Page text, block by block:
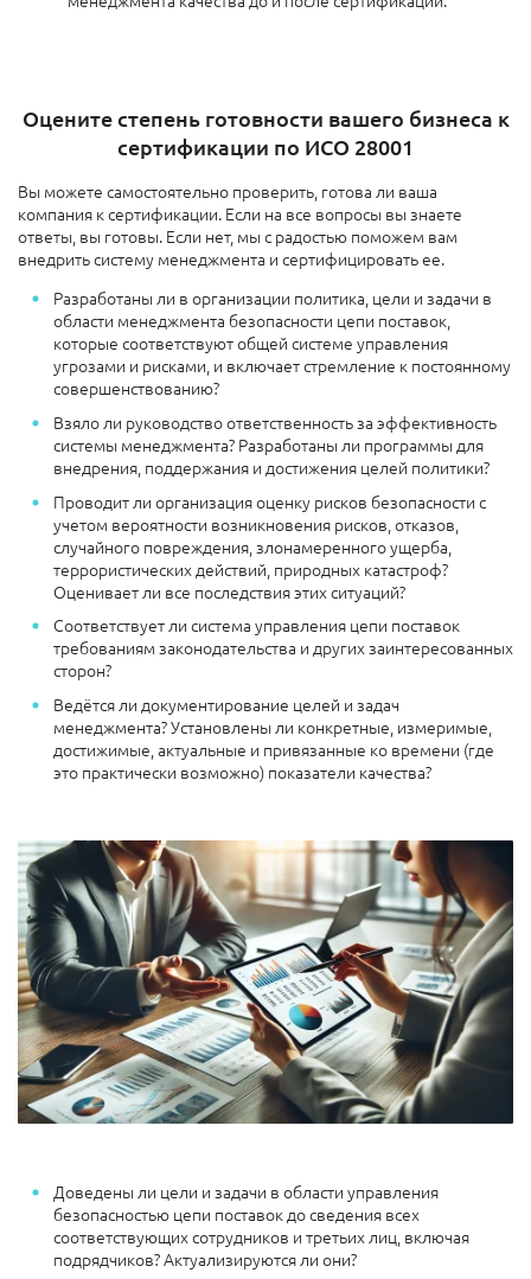
Оцените степень готовности вашего бизнеса к
сертификации по ИСО 28001
Вы можете самостоятельно проверить, готова ли ваша
компания к сертификации. Если на все вопросы вы знаете
ответы, вы готовы. Если нет, мы с радостью поможем вам
внедрить систему менеджмента и сертифицировать ее.
Разработаны ли в организации политика, цели и задачи в
области менеджмента безопасности цепи поставок,
которые соответствуют общей системе управления
угрозами и рисками, и включает стремление к постоянному
совершенствованию?
Взяло ли руководство ответственность за эффективность
системы менеджмента? Разработаны ли программы для
внедрения, поддержания и достижения целей политики?
Проводит ли организация оценку рисков безопасности с
учетом вероятности возникновения рисков, отказов,
случайного повреждения, злонамеренного ущерба,
террористических действий, природных катастроф?
Оценивает ли все последствия этих ситуаций?
Соответствует ли система управления цепи поставок
требованиям законодательства и других заинтересованных
сторон?
Ведётся ли документирование целей и задач
менеджмента? Установлены ли конкретные, измеримые,
достижимые, актуальные и привязанные ко времени (где
это практически возможно) показатели качества?
Доведены ли цели и задачи в области управления
безопасностью цепи поставок до сведения всех
соответствующих сотрудников и третьих лиц, включая
подрядчиков? Актуализируются ли они?